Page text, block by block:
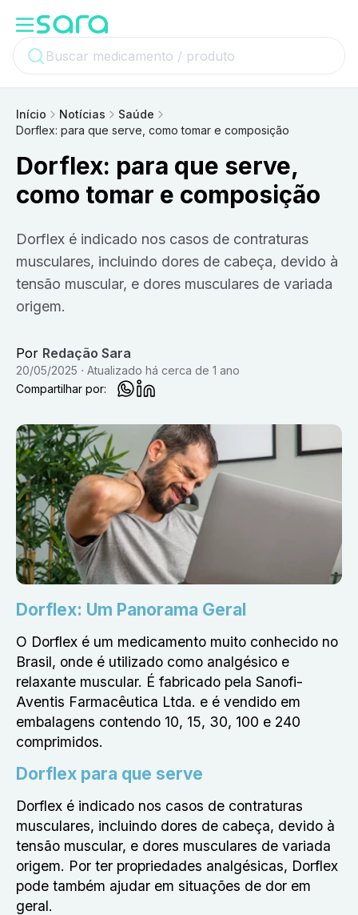
Início Notícias
Saúde
Dorflex: para que serve, como tomar e composição
Dorflex: para que serve,
como tomar e composição
Dorflex é indicado nos casos de contraturas
musculares, incluindo dores de cabeça, devido à
tensão muscular, e dores musculares de variada
origem.
Por Redação Sara
20/05/2025 Atualizado há cerca de 1 ano
Compartilhar por:
Dorflex: Um Panorama Geral
O Dorflex é um medicamento muito conhecido no
Brasil, onde é utilizado como analgésico e
relaxante muscular. É fabricado pela Sanofi-
Aventis Farmacêutica Ltda. e é vendido em
embalagens contendo 10, 15, 30, 100 e 240
comprimidos.
Dorflex para que serve
Dorflex é indicado nos casos de contraturas
musculares, incluindo dores de cabeça, devido à
tensão muscular, e dores musculares de variada
origem. Por ter propriedades analgésicas, Dorflex
pode também ajudar em situações de dor em
geral.